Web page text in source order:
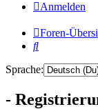
Anmelden
Foren-
Suche
Sprache:
-